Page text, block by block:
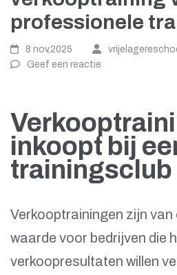
professionele
8 nov,2025
Geef een reactie
inkoopt bij
trainingsclub
Verkooptrainingen zijn
waarde voor bedrijven die
verkoopresultaten willen